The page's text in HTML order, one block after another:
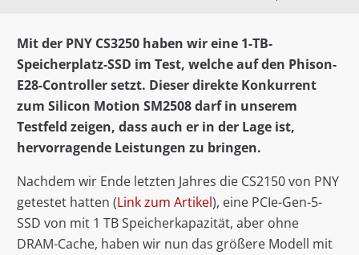
Mit der PNY CS3250 haben wir eine 1-TB-
Speicherplatz-SSD im Test, welche auf den Phison-
E28-Controller setzt. Dieser direkte Konkurrent
zum Silicon Motion SM2508 darf in unserem
Testfeld zeigen, dass auch er in der Lage ist,
hervorragende Leistungen zu bringen.
Nachdem wir Ende letzten Jahres die CS2150 von PNY
getestet hatten (Link zum Artikel), eine PCIe-Gen-5-
SSD von mit 1 TB Speicherkapazität, aber ohne
DRAM-Cache, haben wir nun das größere Modell mit